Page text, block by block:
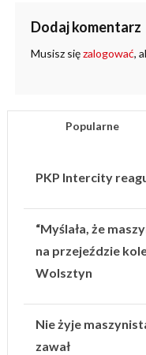
Dodaj komentarz
Musisz sięzalogować,
Popularne
PKP Intercity
“Myślała, że
na przejeździe
Wolsztyn
Nie żyje
zawał